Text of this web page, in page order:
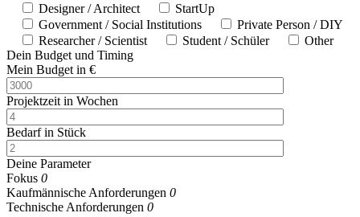
Designer / Architect
StartUp
Government / Social Institutions
Private Person / DIY
Researcher / Scientist
Student / Schüler
Other
Dein Budget und Timing
Mein Budget in €
Projektzeit in Wochen
Bedarf in Stück
Deine Parameter
Fokus 0
Kaufmännische Anforderungen 0
Technische Anforderungen 0